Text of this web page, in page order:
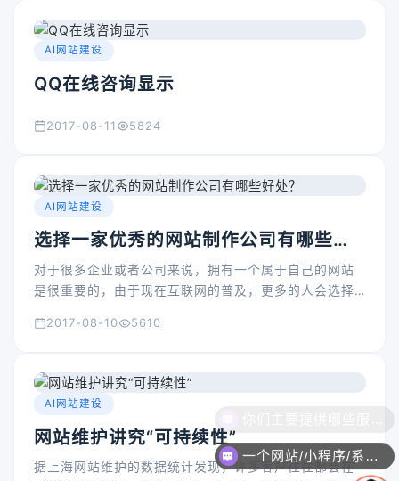
AI网站建设
QQ在线咨询显示
2017-08-11 5824
AI网站建设
选择一家优秀的网站制作公司有哪些好
处？
对于很多企业或者公司来说，拥有一个属于自己的网站
是很重要的，由于现在互联网的普及，更多的人会选择
或企业看出了网站未来的发展，纷纷寻找网站建设公司
2017-08-10 5610
AI网站建设
网站维护讲究“可持续性”
据上海网站维护的数据统计发现，许多客户往往都会在